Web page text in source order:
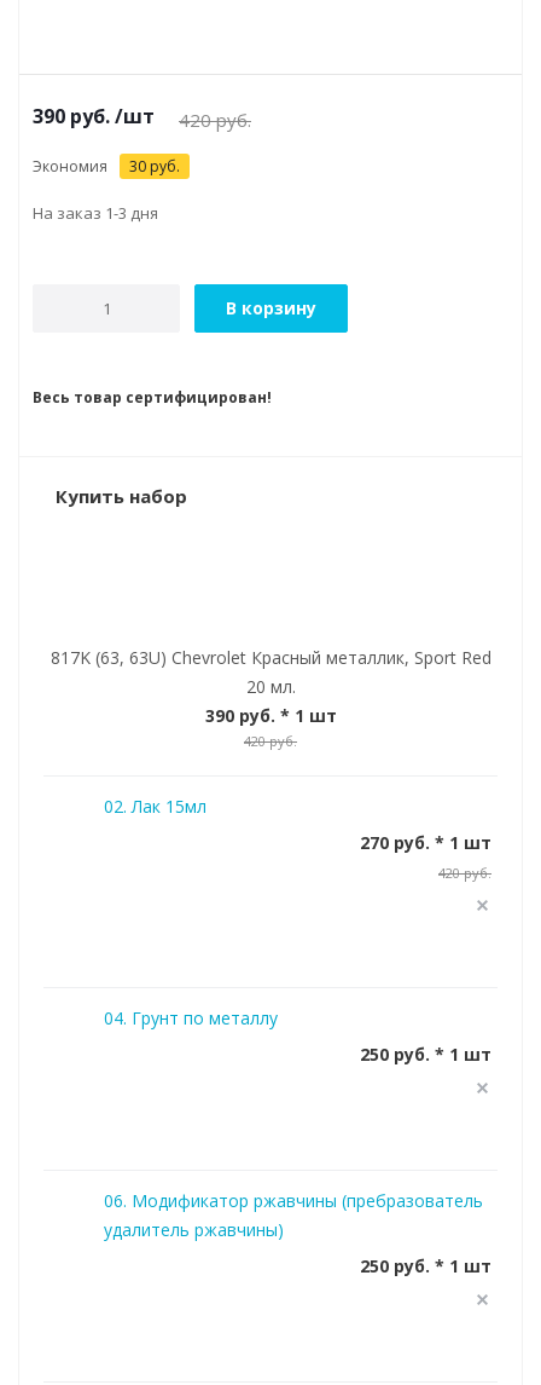
390 руб./шт 420руб.
Экономия 30 руб.
На заказ 1-3 дня
В корзину
Весь товар сертифицирован!
Купить набор
817K (63, 63U) Chevrolet Красный металлик, Sport Red
20 мл.
390 руб. * 1 шт
420 руб.
02. Лак 15мл
270 руб. * 1 шт
420 руб.
04. Грунт по металлу
250 руб. * 1 шт
06. Модификатор ржавчины (пребразователь
удалитель ржавчины)
250 руб. * 1 шт